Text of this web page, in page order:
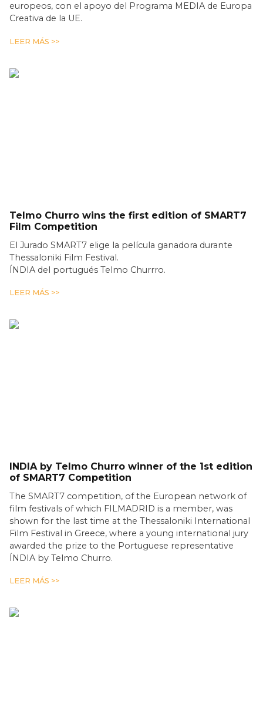
europeos, con el apoyo del Programa MEDIA de Europa
Creativa de la UE.
LEER MÁS >>
Telmo Churro wins the first edition of SMART7
Film Competition
El Jurado SMART7 elige la película ganadora durante
Thessaloniki Film Festival.
ÍNDIA del portugués Telmo Churrro.
LEER MÁS >>
INDIA by Telmo Churro winner of the 1st edition
of SMART7 Competition
The SMART7 competition, of the European network of
film festivals of which FILMADRID is a member, was
shown for the last time at the Thessaloniki International
Film Festival in Greece, where a young international jury
awarded the prize to the Portuguese representative
ÍNDIA by Telmo Churro.
LEER MÁS >>